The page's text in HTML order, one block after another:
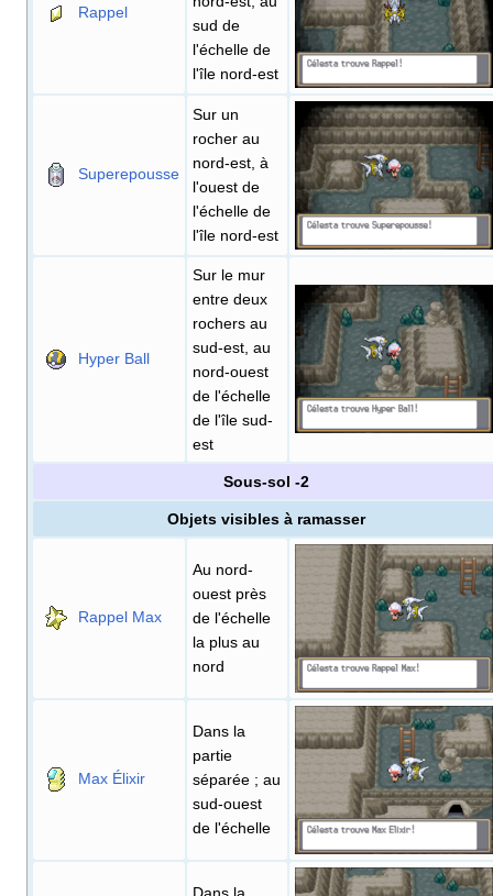
Rappel
sud de
l'échelle de
l'île nord-est
Superepousse
Sur un
rocher au
nord-est, à
l'ouest de
l'échelle de
l'île nord-est
Hyper Ball
Sur le mur
entre deux
rochers au
sud-est, au
nord-ouest
de l'échelle
de l'île sud-
est
Sous-sol -2
Objets visibles à ramasser
Rappel Max
Au nord-
ouest près
de l'échelle
la plus au
nord
Max Élixir
Dans la
partie
séparée ; au
sud-ouest
de l'échelle